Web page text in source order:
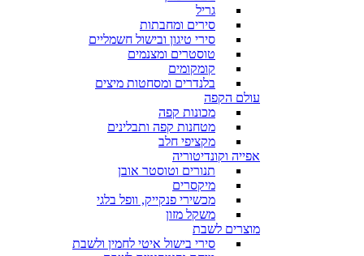
גריל
סירים ומחבתות
סירי טיגון ובישול חשמליים
טוסטרים ומצנמים
קומקומים
בלנדרים ומסחטות מיצים
עולם הקפה
מכונות קפה
מטחנות קפה ותבלינים
מקציפי חלב
אפייה וקונדיטוריה
תנורים וטוסטר אובן
מיקסרים
מכשירי פנקייק, וופל בלגי
משקל מזון
מוצרים לשבת
סירי בישול איטי לחמין ולשבת